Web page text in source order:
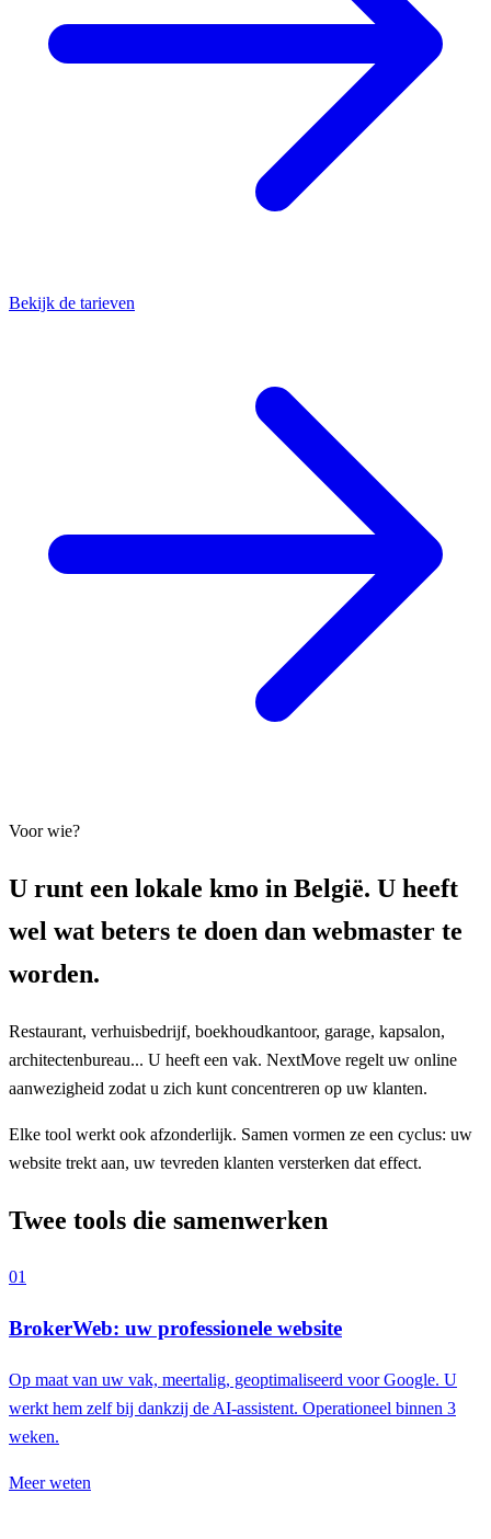
Bekijk de tarieven
Voor wie?
U runt een lokale kmo in België. U heeft
wel wat beters te doen dan webmaster te
worden.
Restaurant, verhuisbedrijf, boekhoudkantoor, garage, kapsalon,
architectenbureau... U heeft een vak. NextMove regelt uw online
aanwezigheid zodat u zich kunt concentreren op uw klanten.
Elke tool werkt ook afzonderlijk. Samen vormen ze een cyclus: uw
website trekt aan, uw tevreden klanten versterken dat effect.
Twee tools die samenwerken
01
BrokerWeb: uw professionele website
Op maat van uw vak, meertalig, geoptimaliseerd voor Google. U
werkt hem zelf bij dankzij de AI-assistent. Operationeel binnen 3
weken.
Meer weten